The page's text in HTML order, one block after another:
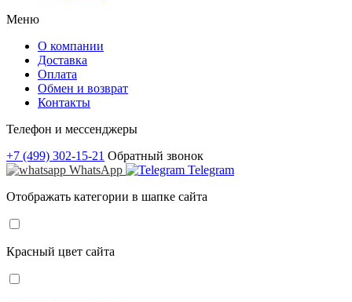
Меню
О компании
Доставка
Оплата
Обмен и возврат
Контакты
Телефон и мессенджеры
+7 (499) 302-15-21 Обратный звонок
WhatsApp
Telegram
Отображать категории в шапке сайта
Красный цвет сайта